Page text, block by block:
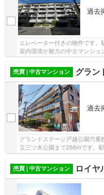
過去
エレベーター付きの物件です
室内環境が魅力の中古マンショ
売買 | 中古マンション
グラン
過去
グランドステージ戸越公園弐番
立三ツ木公園まで266mです。
売買 | 中古マンション
ロイヤ